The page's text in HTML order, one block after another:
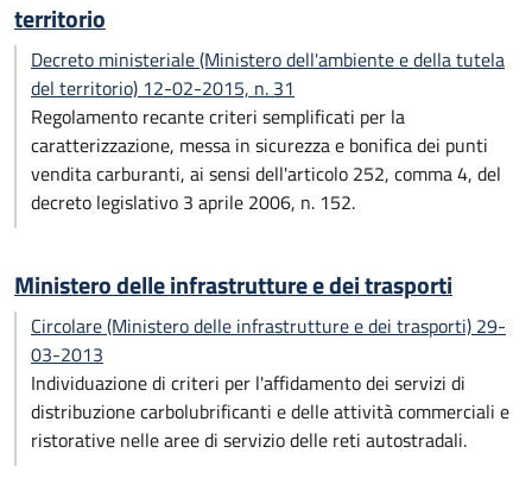
territorio
Decreto ministeriale (Ministero dell'ambiente e della tutela
del territorio) 12-02-2015, n. 31
Regolamento recante criteri semplificati per la
caratterizzazione, messa in sicurezza e bonifica dei punti
vendita carburanti, ai sensi dell'articolo 252, comma 4, del
decreto legislativo 3 aprile 2006, n. 152.
Ministero delle infrastrutture e dei trasporti
Circolare (Ministero delle infrastrutture e dei trasporti) 29-
03-2013
Individuazione di criteri per l'affidamento dei servizi di
distribuzione carbolubrificanti e delle attività commerciali e
ristorative nelle aree di servizio delle reti autostradali.